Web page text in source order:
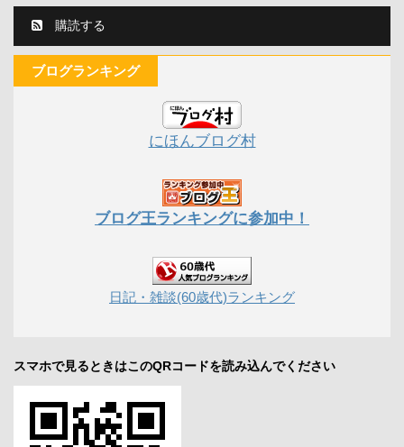
購読する
ブログランキング
にほんブログ村
ブログ王ランキングに参加中！
日記・雑談(60歳代)ランキング
スマホで見るときはこのQRコードを読み込んでください